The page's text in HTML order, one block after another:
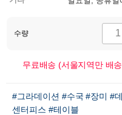
수량
무료배송 (서울지역만 배
#그라데이션 #수국 #장미 #
센터피스 #테이블